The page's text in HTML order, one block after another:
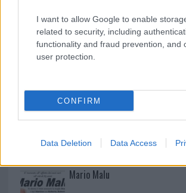
I want to allow Google to enable
related to security, including
functionality and fraud prevention, and
user protection.
CONFIRM
Data Deletion Data Access
NECROLOGIE
Mario Malu